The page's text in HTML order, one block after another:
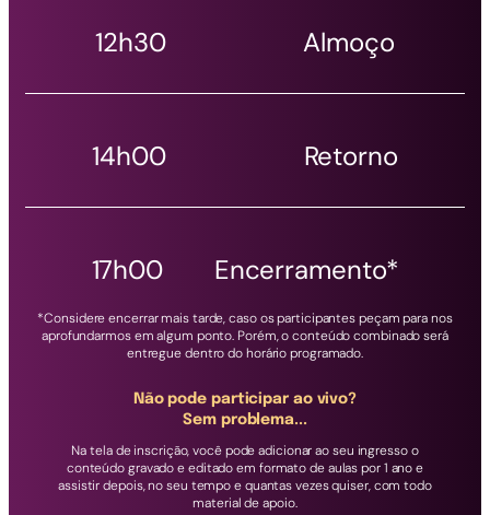
12h30 Almoço
14h00 Retorno
17h00 Encerramento*
*Considere encerrar mais tarde, caso os participantes peçam para nos
aprofundarmos em algum ponto. Porém, o conteúdo combinado será
entregue dentro do horário programado.
Não pode participar ao vivo?
Sem problema...
Na tela de inscrição, você pode adicionar ao seu ingresso o
conteúdo gravado e editado em formato de aulas por 1 ano e
assistir depois, no seu tempo e quantas vezes quiser, com todo
material de apoio.